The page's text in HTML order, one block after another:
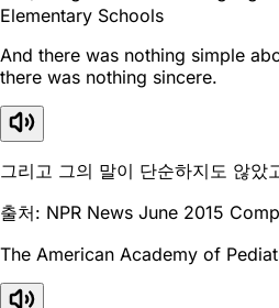
Elementary Schools
And there was nothing simple
there was nothing sincere.
그리고 그의 말이 단순하지도 않았
출처: NPR News June 2015
The American Academy of